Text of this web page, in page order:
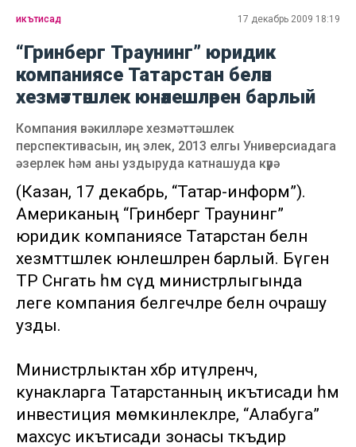
икътисад 17 декабрь 2009 18:19
“Гринберг Траунинг” юридик
компаниясе Татарстан белән
хезмәттәшлек юнәлешләрен барлый
Компания вәкилләре хезмәттәшлек
перспективасын, иң элек, 2013 елгы Универсиадага
әзерлек һәм аны уздыруда катнашуда күрә
(Казан, 17 декабрь, “Татар-информ”).
Американың “Гринберг Траунинг”
юридик компаниясе Татарстан белән
хезмәттәшлек юнәлешләрен барлый. Бүген
ТР Сәнәгать һәм сәүдә министрлыгында
әлеге компания белгечләре белән очрашу
узды.
Министрлыктан хәбәр итүләренчә,
кунакларга Татарстанның икътисади һәм
инвестиция мөмкинлекләре, “Алабуга”
махсус икътисади зонасы тәкъдир